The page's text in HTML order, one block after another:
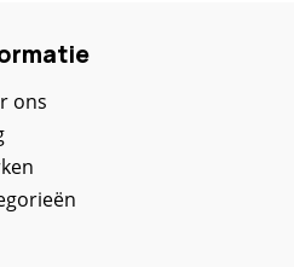
ons